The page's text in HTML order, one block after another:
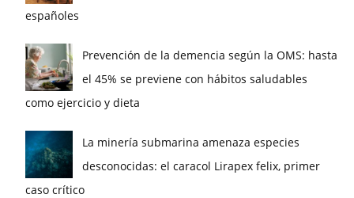
españoles
Prevención de la demencia según la OMS: hasta
el 45% se previene con hábitos saludables
como ejercicio y dieta
La minería submarina amenaza especies
desconocidas: el caracol Lirapex felix, primer
caso crítico